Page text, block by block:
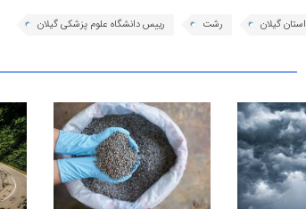
استان گیلان رشت رییس دانشگاه علوم پزشکی گیلان